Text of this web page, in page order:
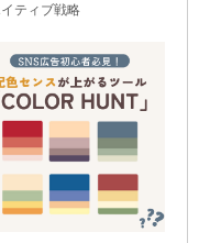
イティブ戦略